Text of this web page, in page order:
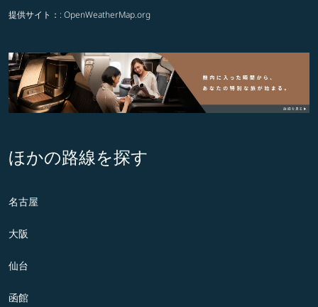
提供サイト： : OpenWeatherMap.org
ほかの路線を探す
名古屋
大阪
仙台
函館